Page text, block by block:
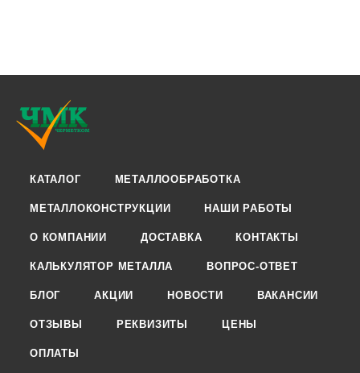
КАТАЛОГ МЕТАЛЛООБРАБОТКА
МЕТАЛЛОКОНСТРУКЦИИ НАШИ РАБОТЫ
О КОМПАНИИ ДОСТАВКА КОНТАКТЫ
КАЛЬКУЛЯТОР МЕТАЛЛА ВОПРОС-ОТВЕТ
БЛОГ АКЦИИ НОВОСТИ ВАКАНСИИ
ОТЗЫВЫ РЕКВИЗИТЫ ЦЕНЫ
ОПЛАТЫ